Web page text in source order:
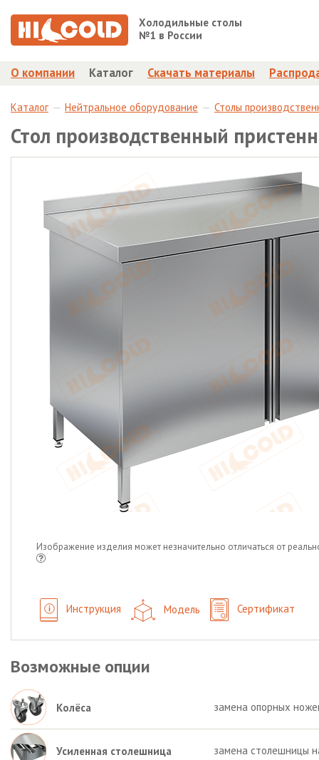
Холодильные столы
№1 в России
О компании Каталог Скачать материалы
Каталог Нейтральное оборудование Столы
Стол производственный
Изображение изделия может незначительно отличаться от
Инструкция Модель Сертификат
Возможные опции
Колёса замена опорных
Усиленная столешница замена столешницы